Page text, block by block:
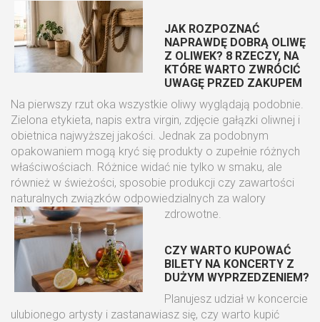
JAK ROZPOZNAĆ
NAPRAWDĘ DOBRĄ OLIWĘ
Z OLIWEK? 8 RZECZY, NA
KTÓRE WARTO ZWRÓCIĆ
UWAGĘ PRZED ZAKUPEM
Na pierwszy rzut oka wszystkie oliwy wyglądają podobnie.
Zielona etykieta, napis extra virgin, zdjęcie gałązki oliwnej i
obietnica najwyższej jakości. Jednak za podobnym
opakowaniem mogą kryć się produkty o zupełnie różnych
właściwościach. Różnice widać nie tylko w smaku, ale
również w świeżości, sposobie produkcji czy zawartości
naturalnych związków odpowiedzialnych za walory
zdrowotne.
CZY WARTO KUPOWAĆ
BILETY NA KONCERTY Z
DUŻYM WYPRZEDZENIEM?
Planujesz udział w koncercie
ulubionego artysty i zastanawiasz się, czy warto kupić